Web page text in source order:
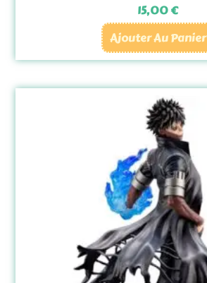
15,00€
Ajouter Au Panier